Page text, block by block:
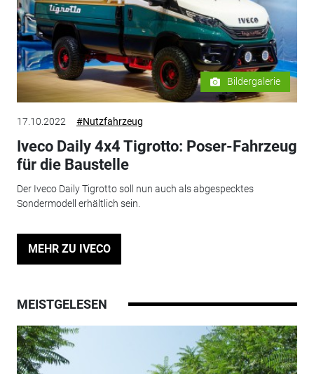
Bildergalerie
17.10.2022 #Nutzfahrzeug
Iveco Daily 4x4 Tigrotto: Poser-Fahrzeug
für die Baustelle
Der Iveco Daily Tigrotto soll nun auch als abgespecktes
Sondermodell erhältlich sein.
MEHR ZU IVECO
MEISTGELESEN